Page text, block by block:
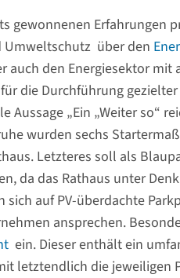
gewonnenen Erfahrungen
Umweltschutz über den
auch den Energiesektor
die Durchführung
Aussage „Ein „Weiter so“
wurden sechs
Letzteres soll als
da das Rathaus unter
sich auf PV-überdachte
ansprechen.
ein. Dieser enthält ein
letztendlich die